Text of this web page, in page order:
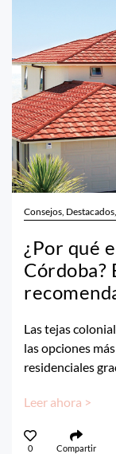
Consejos,
¿Por qué
Córdoba?
Las tejas
las opciones
residenciales
Leer ahora >
0 Compartir